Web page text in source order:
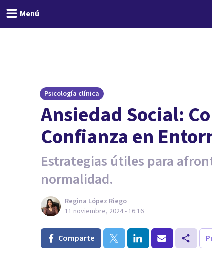
Menú
Psicología clínica
Ansiedad Social:
Confianza en
Estrategias útiles para
normalidad.
Regina López Riego
11 noviembre, 2024 - 16:16
Comparte